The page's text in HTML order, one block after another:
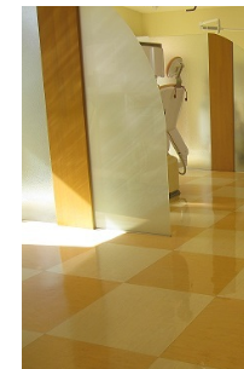
院長・スタッフ紹介
医院・設備紹介
アクセス